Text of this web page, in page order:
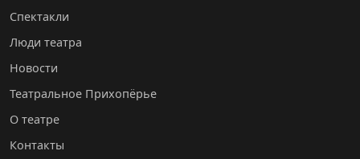
Спектакли
Люди театра
Новости
Театральное Прихопёрье
О театре
Контакты